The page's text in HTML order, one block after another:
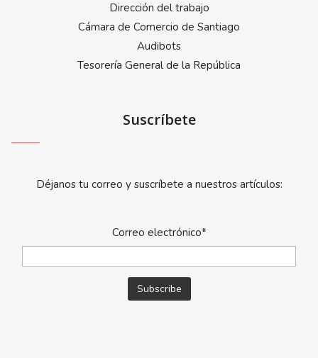
Dirección del trabajo
Cámara de Comercio de Santiago
Audibots
Tesorería General de la República
Suscríbete
Déjanos tu correo y suscríbete a nuestros artículos:
Correo electrónico*